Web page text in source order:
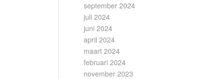
september 2024
juli 2024
juni 2024
april 2024
maart 2024
februari 2024
november 2023